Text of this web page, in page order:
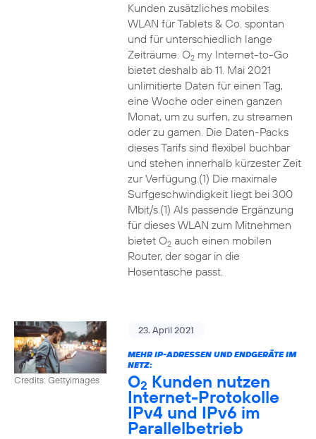
Kunden zusätzliches mobiles
WLAN für Tablets & Co. spontan
und für unterschiedlich lange
Zeiträume. O2my Internet-to-Go
bietet deshalb ab 11. Mai 2021
unlimitierte Daten für einen Tag,
eine Woche oder einen ganzen
Monat, um zu surfen, zu streamen
oder zu gamen. Die Daten-Packs
dieses Tarifs sind flexibel buchbar
und stehen innerhalb kürzester Zeit
zur Verfügung.(1) Die maximale
Surfgeschwindigkeit liegt bei 300
Mbit/s.(1) Als passende Ergänzung
für dieses WLAN zum Mitnehmen
bietet O2auch einen mobilen
Router, der sogar in die
Hosentasche passt.
Credits: Gettyimages
23. April 2021
MEHR IP-ADRESSEN UND ENDGERÄTE IM
NETZ:
O2 Kunden nutzen
Internet-Protokolle
IPv4 und IPv6 im
Parallelbetrieb